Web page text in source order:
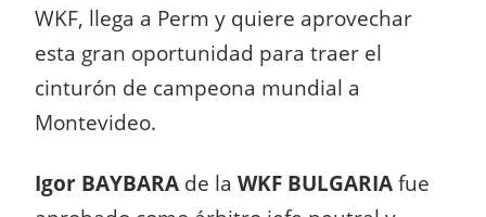
WKF, llega a Perm y quiere aprovechar
esta gran oportunidad para traer el
cinturón de campeona mundial a
Montevideo.
Igor BAYBARA de la WKF BULGARIA fue